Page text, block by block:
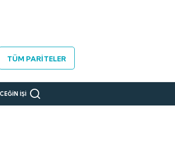
TÜM PARİTELER
İŞİ